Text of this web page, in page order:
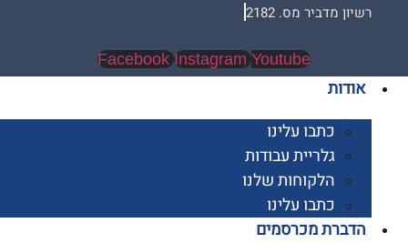
מדביר מס. 2182
Facebook Instagram
כתבו עלינו
גלריית עבודות
הלקוחות שלנו
כתבו עלינו
מכרסמים